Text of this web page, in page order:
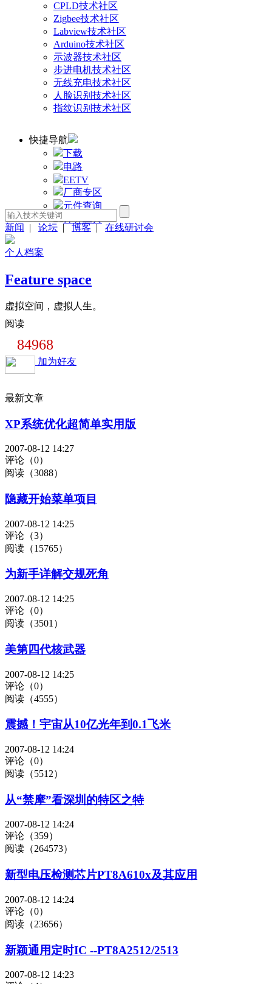
CPLD技术社区
Zigbee技术社区
Labview技术社区
Arduino技术社区
示波器技术社区
步进电机技术社区
无线充电技术社区
人脸识别技术社区
指纹识别技术社区
快捷导航
下载
电路
EETV
厂商专区
元件查询
计算工具
新闻
| 论坛 | 博客 | 在线研讨会
个人档案
Feature space
虚拟空间，虚拟人生。
阅读
84968
加为好友
最新文章
XP系统优化超简单实用版
2007-08-12 14:27
评论（0）
阅读（3088）
隐藏开始菜单项目
2007-08-12 14:25
评论（3）
阅读（15765）
为新手详解交规死角
2007-08-12 14:25
评论（0）
阅读（3501）
美第四代核武器
2007-08-12 14:25
评论（0）
阅读（4555）
震撼！宇宙从10亿光年到0.1飞米
2007-08-12 14:24
评论（0）
阅读（5512）
从“禁摩”看深圳的特区之特
2007-08-12 14:24
评论（359）
阅读（264573）
新型电压检测芯片PT8A610x及其应用
2007-08-12 14:24
评论（0）
阅读（23656）
新颖通用定时IC --PT8A2512/2513
2007-08-12 14:23